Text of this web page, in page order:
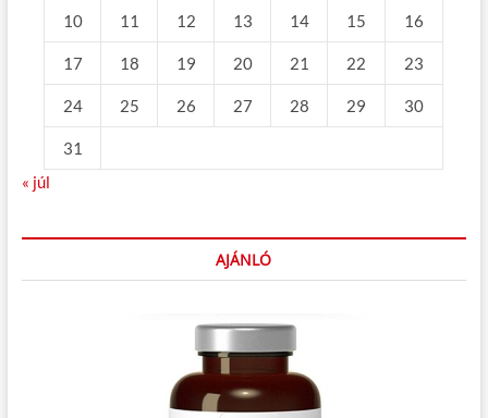
10 11 12 13 14 15 16
17 18 19 20 21 22 23
24 25 26 27 28 29 30
31
« júl
AJÁNLÓ